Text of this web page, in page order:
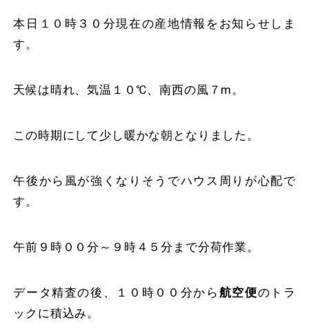
本日１０時３０分現在の産地情報をお知らせしま
す。
天候は晴れ、気温１０℃、南西の風７m。
この時期にして少し暖かな朝となりました。
午後から風が強くなりそうでハウス周りが心配で
す。
午前９時００分～９時４５分まで分荷作業。
データ精査の後、１０時００分から 航空便のトラ
ックに積込み。